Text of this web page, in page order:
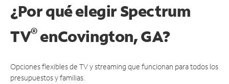
¿Por qué elegir Spectrum
TV®enCovington, GA?
Opciones flexibles de TV y streaming que funcionan para todos los
presupuestos y familias.